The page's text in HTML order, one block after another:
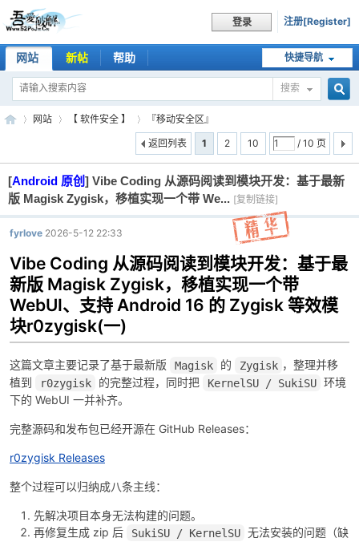
登录 注册[Register]
快捷导航
网站 新帖 帮助
搜索
索
吾 »
网站
›
【 软件安全 】
›
『移动安全区』
1
2 10 / 10 页
返回列表
[Android 原创] Vibe Coding 从源码阅读到模块开发：基于最新
版 Magisk Zygisk，移植实现一个带 We... [复制链接]
fyrlove 2026-5-12 22:33
Vibe Coding 从源码阅读到模块开发：基于最
新版 Magisk Zygisk，移植实现一个带
WebUI、支持 Android 16 的 Zygisk 等效模
块r0zygisk(一)
这篇文章主要记录了基于最新版 Magisk 的 Zygisk ，整理并移
植到
r0zygisk 的完整过程，同时把 KernelSU / SukiSU 环境
下的 WebUI 一并补齐。
完整源码和发布包已经开源在 GitHub Releases：
r0zygisk Releases
整个过程可以归纳成八条主线：
先解决项目本身无法构建的问题。
再修复生成 zip 后
SukiSU / KernelSU 无法安装的问题（缺